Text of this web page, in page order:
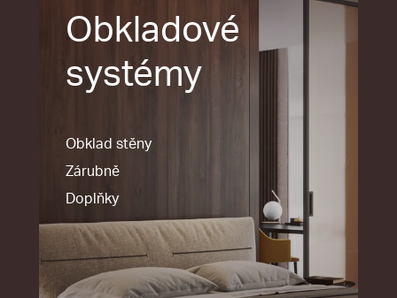
Obkladové
systémy
Obklad stěny
Zárubně
Doplňky